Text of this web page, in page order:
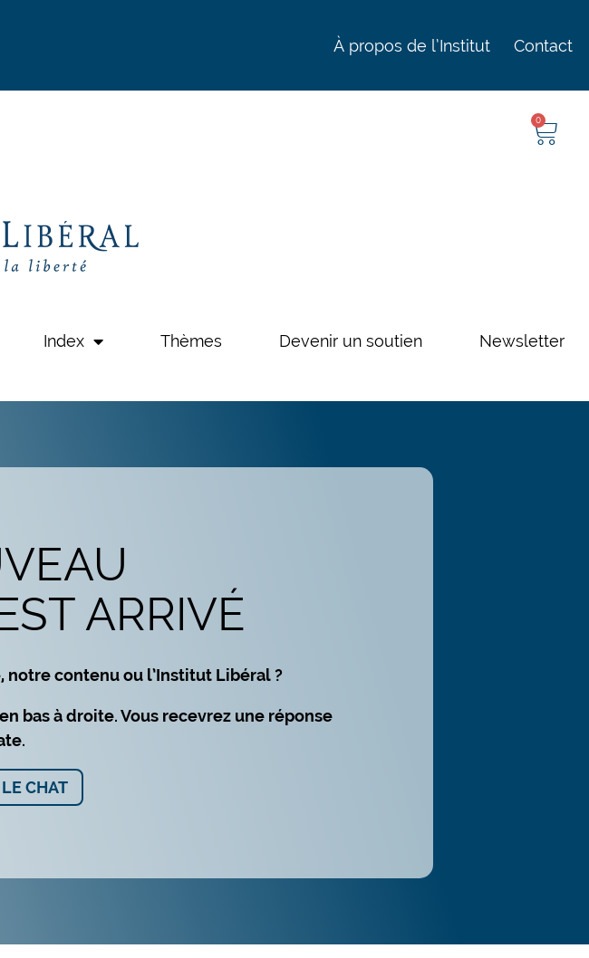
À propos de l’Institut Contact
0
Index Thèmes Devenir un soutien Newsletter
ARRIVÉ
contenu ou l’Institut Libéral ?
bas à droite. Vous recevrez une réponse
CHAT